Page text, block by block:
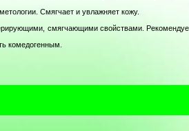
Смягчает и увлажняет кожу.
смягчающими свойствами.
комедогенным.